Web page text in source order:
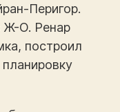
Перигор.
Ж-О. Ренар
построил